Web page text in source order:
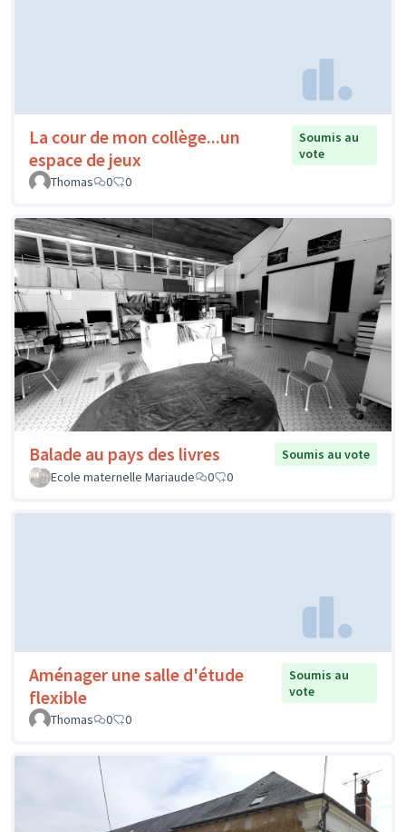
La cour de mon collège...un
espace de jeux
Soumis au
vote
Thomas
0 0
Balade au pays des livres
Soumis au vote
Ecole maternelle Mariaude
0 0
Aménager une salle d'étude
flexible
Soumis au
vote
Thomas
0 0